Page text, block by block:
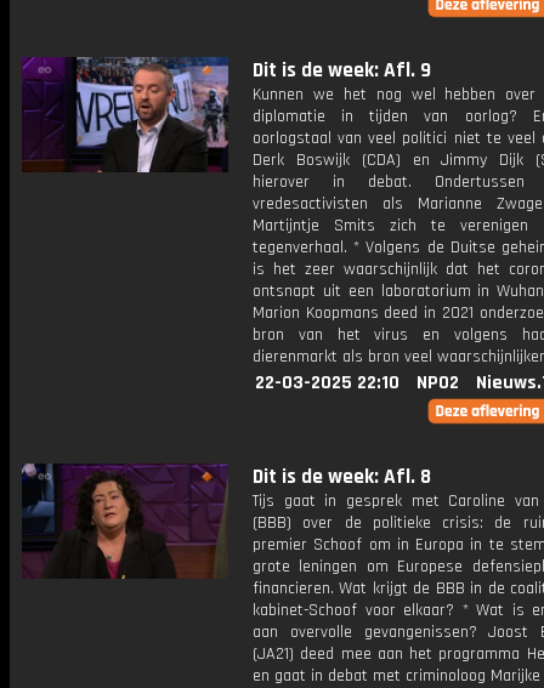
Dit is de week: Afl. 9
Kunnen we het nog wel hebben over
diplomatie in tijden van oorlog?
oorlogstaal van veel politici niet te veel
Derk Boswijk (CDA) en Jimmy Dijk
hierover in debat. Ondertussen
vredesactivisten als Marianne
Martijntje Smits zich te verenigen
tegenverhaal. * Volgens de Duitse
is het zeer waarschijnlijk dat het
ontsnapt uit een laboratorium in
Marion Koopmans deed in 2021
bron van het virus en volgens
dierenmarkt als bron veel
22-03-2025 22:10 NPO2
Dit is de week: Afl. 8
Tijs gaat in gesprek met Caroline
(BBB) over de politieke crisis: de
premier Schoof om in Europa in te
grote leningen om Europese
financieren. Wat krijgt de BBB in de
kabinet-Schoof voor elkaar? * Wat is
aan overvolle gevangenissen? Joost
(JA21) deed mee aan het programma
en gaat in debat met criminoloog